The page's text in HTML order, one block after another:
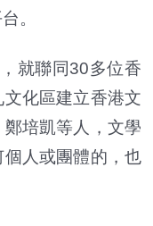
。
就聯同30多位香
化區建立香港文
培凱等人，文學
人或團體的，也